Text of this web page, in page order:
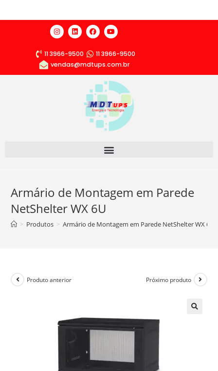
11 3966-9500
11 3966-9500
vendas@mdtups.com.br
Armário de Montagem em Parede
NetShelter WX 6U
> Produtos > Armário de Montagem em Parede NetShelter WX 6U
Produto anterior Próximo produto